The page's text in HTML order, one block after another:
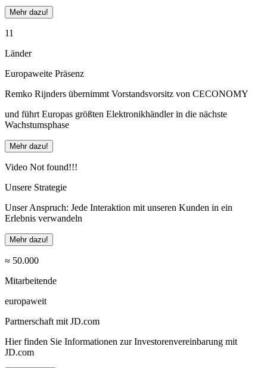
Mehr dazu!
11
Länder
Europaweite Präsenz
Remko Rijnders übernimmt Vorstandsvorsitz von CECONOMY
und führt Europas größten Elektronikhändler in die nächste
Wachstumsphase
Mehr dazu!
Video Not found!!!
Unsere Strategie
Unser Anspruch: Jede Interaktion mit unseren Kunden in ein
Erlebnis verwandeln
Mehr dazu!
≈ 50.000
Mitarbeitende
europaweit
Partnerschaft mit JD.com
Hier finden Sie Informationen zur Investorenvereinbarung mit
JD.com